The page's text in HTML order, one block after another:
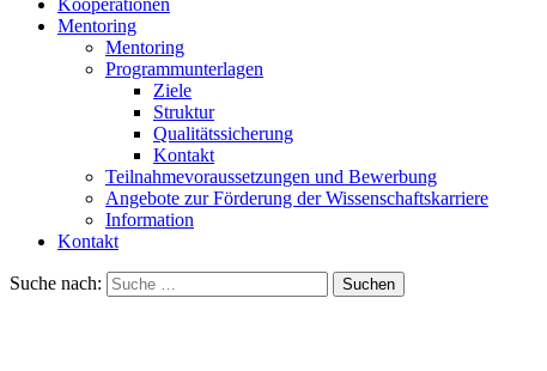
Kooperationen
Mentoring
Mentoring
Programmunterlagen
Ziele
Struktur
Qualitätssicherung
Kontakt
Teilnahmevoraussetzungen und Bewerbung
Angebote zur Förderung der Wissenschaftskarriere
Information
Kontakt
Suche nach: Suchen